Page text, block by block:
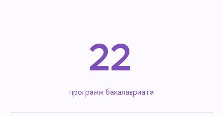
22
программ бакалавриата